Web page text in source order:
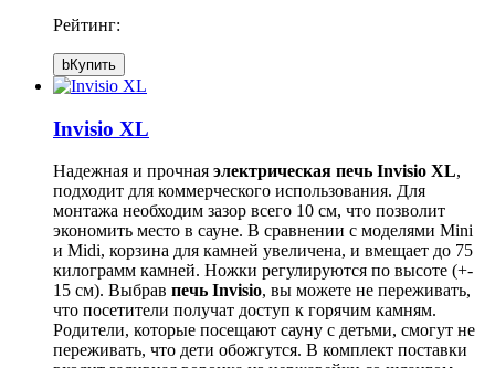
Рейтинг:
bКупить
Invisio XL
Надежная и прочная электрическая печь Invisio XL,
подходит для коммерческого использования. Для
монтажа необходим зазор всего 10 см, что позволит
экономить место в сауне. В сравнении с моделями Mini
и Midi, корзина для камней увеличена, и вмещает до 75
килограмм камней. Ножки регулируются по высоте (+-
15 см). Выбрав печь Invisio, вы можете не переживать,
что посетители получат доступ к горячим камням.
Родители, которые посещают сауну с детьми, смогут не
переживать, что дети обожгутся. В комплект поставки